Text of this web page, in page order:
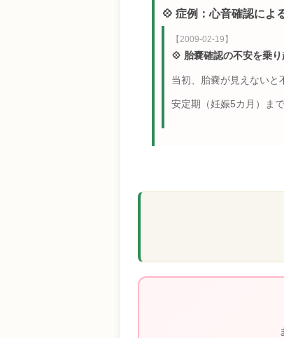
💠 症例：心音確認によ
【2009-02-19】
💠 胎嚢確認の不安を乗
当初、胎嚢が見えないと
安定期（妊娠5カ月）ま